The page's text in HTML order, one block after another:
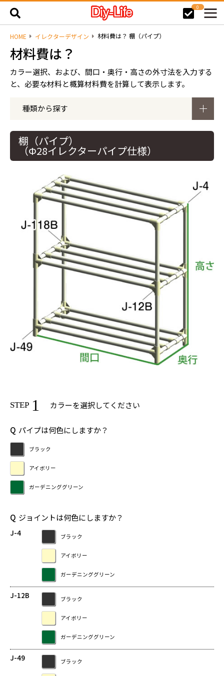
0
HOME イレクターデザイン 材料費は？ 棚（パイプ）
材料費は？
カラー選択、および、間口・奥行・高さの外寸法を入力する
と、必要な材料と概算材料費を計算して表示します。
種類から探す
棚（パイプ）
（Φ28イレクターパイプ仕様）
STEP 1 カラーを選択してください
Q パイプは何色にしますか？
ブラック
アイボリー
ガーデニンググリーン
Q ジョイントは何色にしますか？
J-4 ブラック
アイボリー
ガーデニンググリーン
J-12B ブラック
アイボリー
ガーデニンググリーン
J-49 ブラック